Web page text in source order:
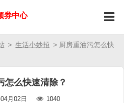
券中心
> 生活小妙招 > 厨房重油污怎么快
怎么快速清除？
月02日 1040